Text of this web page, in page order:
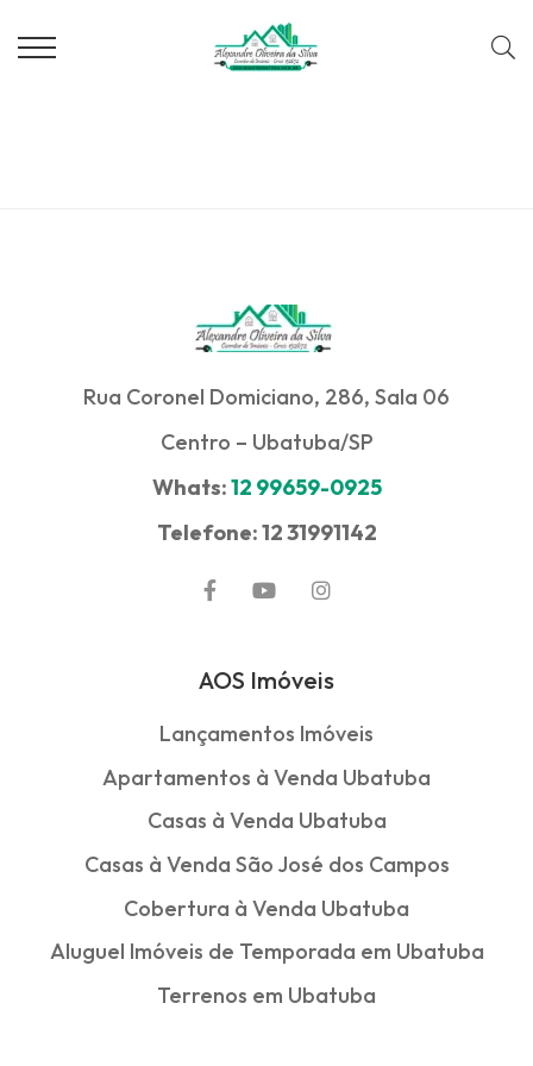
Rua Coronel Domiciano, 286, Sala 06
Centro – Ubatuba/SP
Whats:12 99659-0925
Telefone: 12 31991142
AOS Imóveis
Lançamentos Imóveis
Apartamentos à Venda Ubatuba
Casas à Venda Ubatuba
Casas à Venda São José dos Campos
Cobertura à Venda Ubatuba
Aluguel Imóveis de Temporada em Ubatuba
Terrenos em Ubatuba